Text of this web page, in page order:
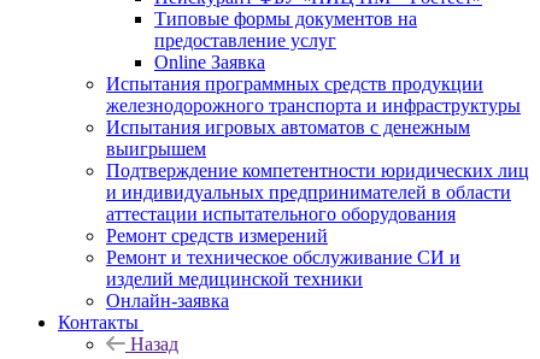
Типовые формы документов на
предоставление услуг
Online Заявка
Испытания программных средств продукции
железнодорожного транспорта и инфраструктуры
Испытания игровых автоматов с денежным
выигрышем
Подтверждение компетентности юридических лиц
и индивидуальных предпринимателей в области
аттестации испытательного оборудования
Ремонт средств измерений
Ремонт и техническое обслуживание СИ и
изделий медицинской техники
Онлайн-заявка
Контакты
Назад